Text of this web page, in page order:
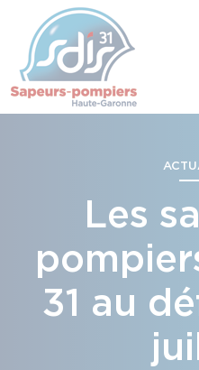
Les
31 au
Panneau de gestion des